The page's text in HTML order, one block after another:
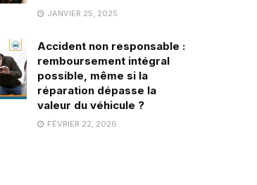
JANVIER 25, 2025
Accident non responsable :
remboursement intégral
possible, même si la
réparation dépasse la
valeur du véhicule ?
FÉVRIER 22, 2026